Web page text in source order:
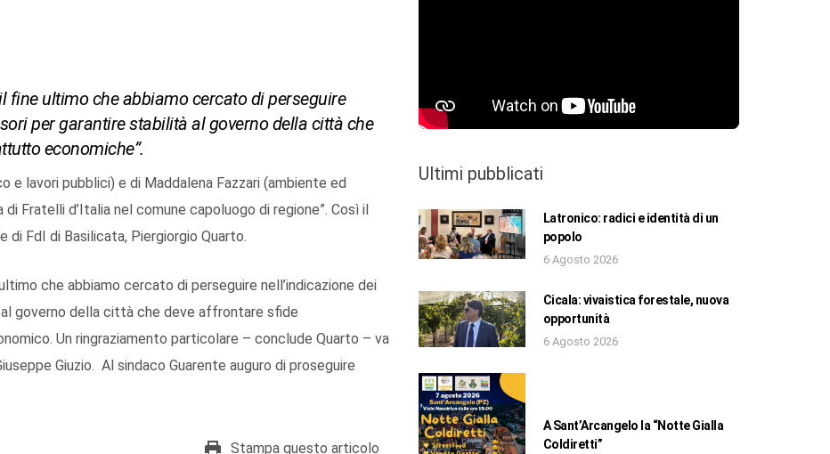
fine ultimo che abbiamo cercato di perseguire
per garantire stabilità al governo della città che
economiche”.
e lavori pubblici) e di Maddalena Fazzari (ambiente ed
Fratelli d’Italia nel comune capoluogo di regione”. Così il
di FdI di Basilicata, Piergiorgio Quarto.
che abbiamo cercato di perseguire nell’indicazione dei
governo della città che deve affrontare sfide
Un ringraziamento particolare – conclude Quarto – va
Giuzio. Al sindaco Guarente auguro di proseguire
Stampa questo articolo
Ultimi pubblicati
Latronico: radici e identità di un
popolo
6 Agosto 2026
Cicala: vivaistica forestale, nuova
opportunità
6 Agosto 2026
A Sant’Arcangelo la “Notte Gialla
Coldiretti”